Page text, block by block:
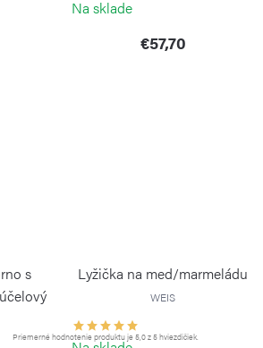
Na sklade
€57,70
s
Lyžička na med/marmeládu
WEIS
Priemerné hodnotenie produktu je 5,0 z 5 hviezdičiek.